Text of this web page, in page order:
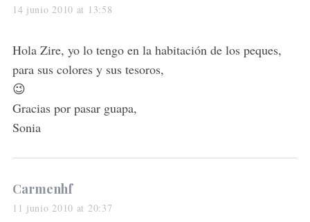
a
s
:
14 junio 2010 at 13:58
Hola Zire, yo lo tengo en la habitación de los peques,
para sus colores y sus tesoros,
😉
Gracias por pasar guapa,
Sonia
s
a
Carmenhf
11 junio 2010 at 20:37